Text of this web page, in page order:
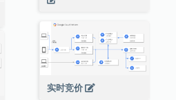
实时竞价